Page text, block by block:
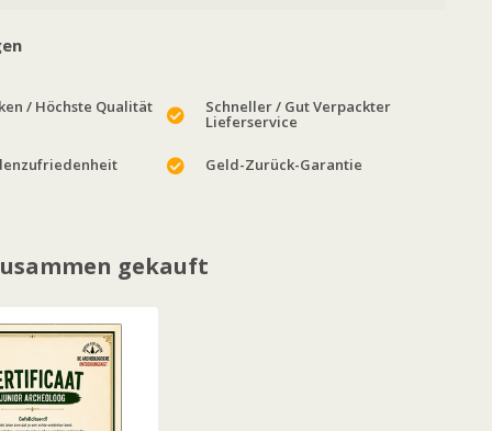
/ Höchste Qualität Schneller / Gut Verpackter
Lieferservice
Geld-Zurück-Garantie
gekauft